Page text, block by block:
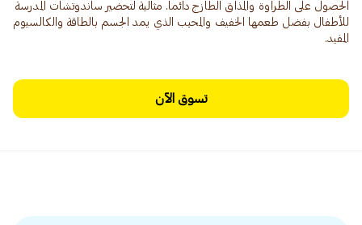
الحصول على الطراوة والمذاق الطازج دائماً. مثالية لتحضير ساندوتشات المدرسة
للأطفال بفضل طعمها الخفيف والمحبب الذي يمد الجسم بالطاقة والكالسيوم
المفيد.
تسوق الآن